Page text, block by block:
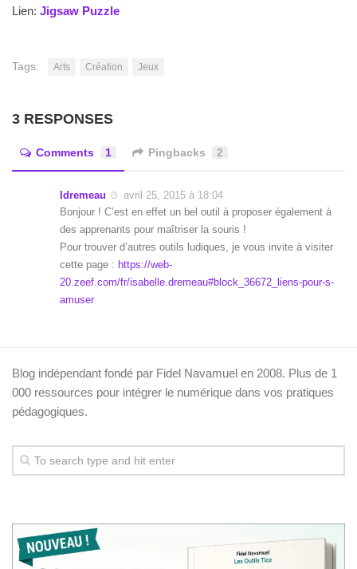
Lien: Jigsaw Puzzle
Tags: Arts Création Jeux
3 RESPONSES
Comments 1 Pingbacks 2
Idremeau
avril 25, 2015 à 18:04
Bonjour ! C’est en effet un bel outil à proposer également à
des apprenants pour maîtriser la souris !
Pour trouver d’autres outils ludiques, je vous invite à visiter
cette page : https://web-
20.zeef.com/fr/isabelle.dremeau#block_36672_liens-pour-s-
amuser
Blog indépendant fondé par Fidel Navamuel en 2008. Plus de 1
000 ressources pour intégrer le numérique dans vos pratiques
pédagogiques.